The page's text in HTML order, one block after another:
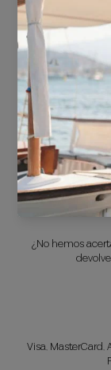
Sabemos que no
¿No hemos
Visa, MasterCard,